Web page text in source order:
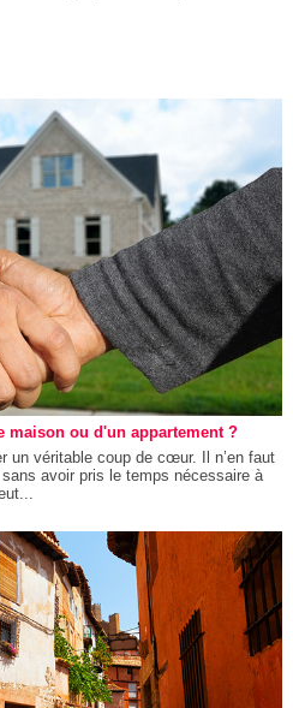
maison ou d'un appartement ?
un véritable coup de cœur. Il n’en faut
avoir pris le temps nécessaire à